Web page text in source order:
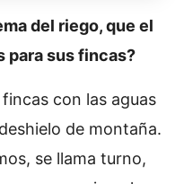
del riego, que el
para sus fincas?
con las aguas
de montaña.
se llama turno,